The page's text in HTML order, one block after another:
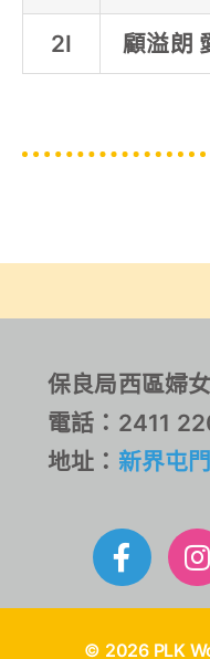
2I 顧溢朗
保良局西區婦
電話：2411
地址： 新界屯
© 2026 PLK